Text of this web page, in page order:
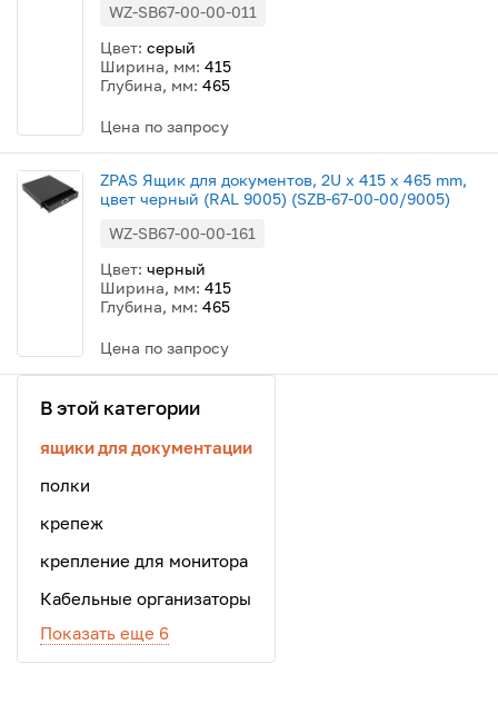
WZ-SB67-00-00-011
Цвет: серый
Ширина, мм: 415
Глубина, мм: 465
Цена по запросу
ZPAS Ящик для документов, 2U x 415 x 465 mm,
цвет черный (RAL 9005) (SZB-67-00-00/9005)
WZ-SB67-00-00-161
Цвет: черный
Ширина, мм: 415
Глубина, мм: 465
Цена по запросу
В этой категории
ящики для документации
полки
крепеж
крепление для монитора
Кабельные организаторы
Показать еще 6